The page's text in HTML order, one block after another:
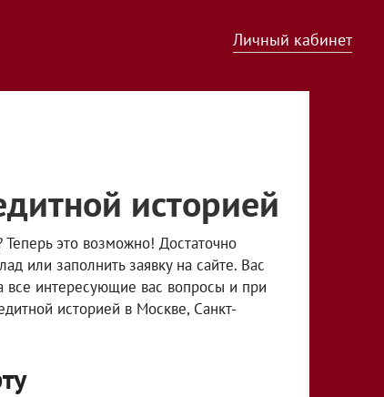
Личный кабинет
историей
это возможно! Достаточно
или заполнить заявку на сайте. Вас
все интересующие вас вопросы и при
историей в Москве, Санкт-